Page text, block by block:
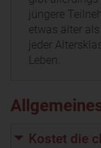
jüngere
etwas älter
jeder
Leben.
Kostet die